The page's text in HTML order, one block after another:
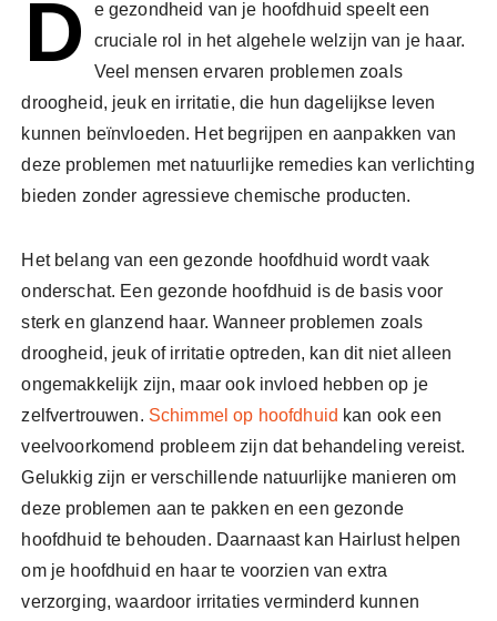
D
e gezondheid van je hoofdhuid speelt een
cruciale rol in het algehele welzijn van je haar.
Veel mensen ervaren problemen zoals
droogheid, jeuk en irritatie, die hun dagelijkse leven
kunnen beïnvloeden. Het begrijpen en aanpakken van
deze problemen met natuurlijke remedies kan verlichting
bieden zonder agressieve chemische producten.
Het belang van een gezonde hoofdhuid wordt vaak
onderschat. Een gezonde hoofdhuid is de basis voor
sterk en glanzend haar. Wanneer problemen zoals
droogheid, jeuk of irritatie optreden, kan dit niet alleen
ongemakkelijk zijn, maar ook invloed hebben op je
zelfvertrouwen. Schimmel op hoofdhuid kan ook een
veelvoorkomend probleem zijn dat behandeling vereist.
Gelukkig zijn er verschillende natuurlijke manieren om
deze problemen aan te pakken en een gezonde
hoofdhuid te behouden. Daarnaast kan Hairlust helpen
om je hoofdhuid en haar te voorzien van extra
verzorging, waardoor irritaties verminderd kunnen